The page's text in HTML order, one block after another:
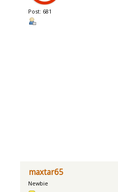
Post: 681
maxtar65
Newbie